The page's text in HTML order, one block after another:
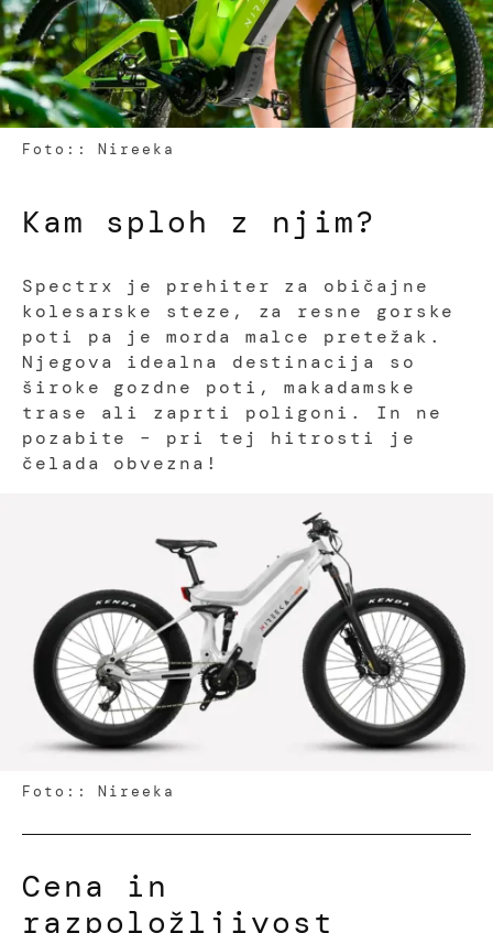
Foto:: Nireeka
Kam sploh z njim?
Spectrx je prehiter za običajne
kolesarske steze, za resne gorske
poti pa je morda malce pretežak.
Njegova idealna destinacija so
široke gozdne poti, makadamske
trase ali zaprti poligoni. In ne
pozabite – pri tej hitrosti je
čelada obvezna!
Foto:: Nireeka
Cena in
razpoložljivost